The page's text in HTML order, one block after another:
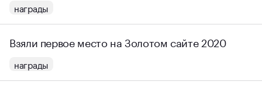
награды
Взяли первое место на Золотом сайте 2020
награды